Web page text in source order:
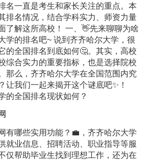
名一直是考生和家长关注的重点。本
排名情况，结合学科实力、师资力量
了解这所高校！ 一、👋先来聊聊为啥
学的排名吧~ 说到齐齐哈尔大学，很
的全国排名到底如何🤔。其实，高校
综合实力的重要指标，也是选择院校
那么，齐齐哈尔大学在全国范围内究
让我们一起来揭开这个谜底吧✨！
的全国排名现状如何？
有哪些实用功能？💼，齐齐哈尔大学
就业信息、招聘活动、职业指导等服
仅帮助毕业生找到理想工作，还为在